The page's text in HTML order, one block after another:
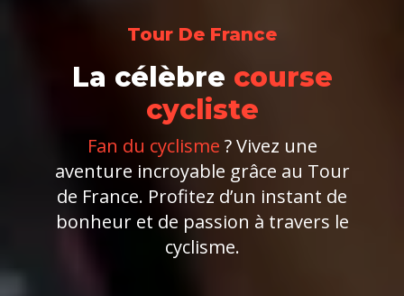
Tour De France
La célèbre course
cycliste
Fan du cyclisme ? Vivez une
aventure incroyable grâce au Tour
de France. Profitez d’un instant de
bonheur et de passion à travers le
cyclisme.